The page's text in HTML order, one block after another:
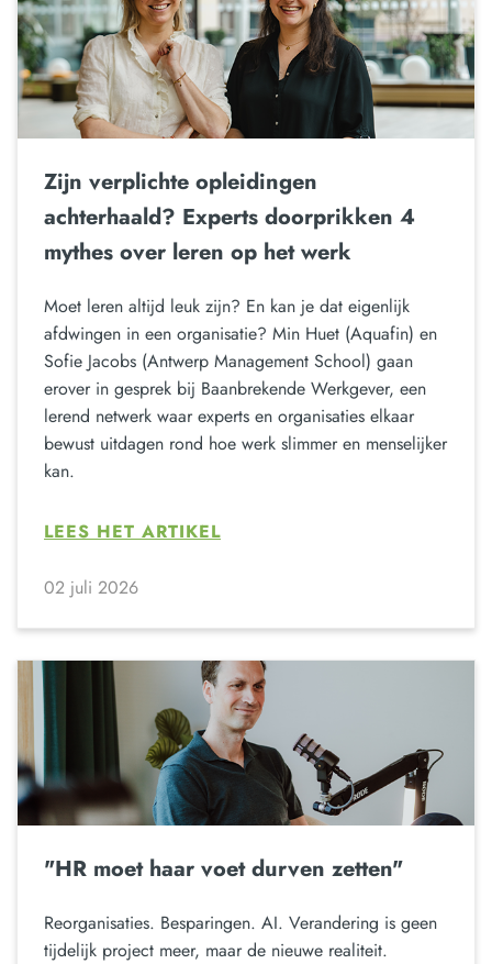
Zijn verplichte opleidingen
achterhaald? Experts doorprikken 4
mythes over leren op het werk
Moet leren altijd leuk zijn? En kan je dat eigenlijk
afdwingen in een organisatie? Min Huet (Aquafin) en
Sofie Jacobs (Antwerp Management School) gaan
erover in gesprek bij Baanbrekende Werkgever, een
lerend netwerk waar experts en organisaties elkaar
bewust uitdagen rond hoe werk slimmer en menselijker
kan.
LEES HET ARTIKEL
02 juli 2026
"HR moet haar voet durven zetten"
Reorganisaties. Besparingen. AI. Verandering is geen
tijdelijk project meer, maar de nieuwe realiteit.